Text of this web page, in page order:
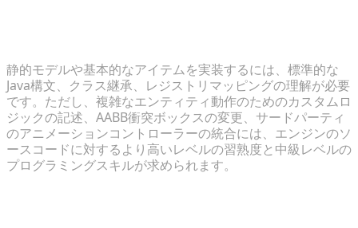
静的モデルや基本的なアイテムを実装するには、標準的な
Java構文、クラス継承、レジストリマッピングの理解が必要
です。ただし、複雑なエンティティ動作のためのカスタムロ
ジックの記述、AABB衝突ボックスの変更、サードパーティ
のアニメーションコントローラーの統合には、エンジンのソ
ースコードに対するより高いレベルの習熟度と中級レベルの
プログラミングスキルが求められます。